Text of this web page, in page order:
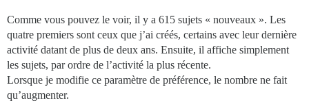
Comme vous pouvez le voir, il y a 615 sujets « nouveaux ». Les
quatre premiers sont ceux que j’ai créés, certains avec leur dernière
activité datant de plus de deux ans. Ensuite, il affiche simplement
les sujets, par ordre de l’activité la plus récente.
Lorsque je modifie ce paramètre de préférence, le nombre ne fait
qu’augmenter.